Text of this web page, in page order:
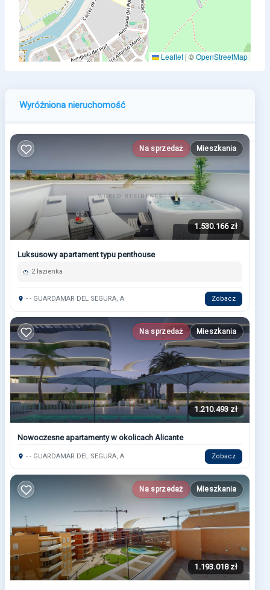
Leaflet | ©OpenStreetMap
Wyróżniona nieruchomość
Na sprzedaż Mieszkania
1.530.166 zł
Luksusowy apartament typu penthouse
2 łazienka
- - GUARDAMAR DEL SEGURA, A Zobacz
Na sprzedaż Mieszkania
1.210.493 zł
Nowoczesne apartamenty w okolicach Alicante
- - GUARDAMAR DEL SEGURA, A Zobacz
Na sprzedaż Mieszkania
1.193.018 zł